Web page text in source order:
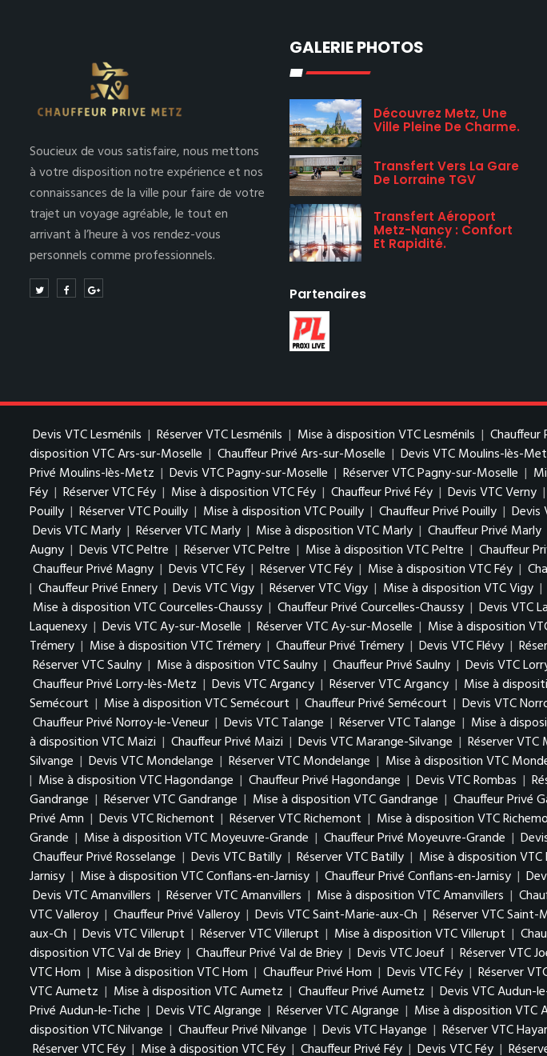
Soucieux de vous satisfaire, nous mettons
à votre disposition notre expérience et nos
connaissances de la ville pour faire de votre
trajet un voyage agréable, le tout en
arrivant à l’heure à vos rendez-vous
personnels comme professionnels.
GALERIE PHOTOS
Découvrez Metz, Une
Ville Pleine De Charme.
Transfert Vers La Gare
De Lorraine TGV
Transfert Aéroport
Metz-Nancy : Confort
Et Rapidité.
Partenaires
Devis VTC Lesménils | Réserver VTC Lesménils | Mise à disposition VTC Lesménils | Chauffeur
disposition VTC Ars-sur-Moselle | Chauffeur Privé Ars-sur-Moselle | Devis VTC Moulins-lès-
Privé Moulins-lès-Metz | Devis VTC Pagny-sur-Moselle | Réserver VTC Pagny-sur-Moselle |
Féy | Réserver VTC Féy | Mise à disposition VTC Féy | Chauffeur Privé Féy | Devis VTC Verny |
Pouilly | Réserver VTC Pouilly | Mise à disposition VTC Pouilly | Chauffeur Privé Pouilly | Devis
Devis VTC Marly | Réserver VTC Marly | Mise à disposition VTC Marly | Chauffeur Privé Marly
Augny | Devis VTC Peltre | Réserver VTC Peltre | Mise à disposition VTC Peltre | Chauffeur
Chauffeur Privé Magny | Devis VTC Féy | Réserver VTC Féy | Mise à disposition VTC Féy |
| Chauffeur Privé Ennery | Devis VTC Vigy | Réserver VTC Vigy | Mise à disposition VTC Vigy |
Mise à disposition VTC Courcelles-Chaussy | Chauffeur Privé Courcelles-Chaussy | Devis VTC
Laquenexy | Devis VTC Ay-sur-Moselle | Réserver VTC Ay-sur-Moselle | Mise à disposition
Trémery | Mise à disposition VTC Trémery | Chauffeur Privé Trémery | Devis VTC Flévy |
Réserver VTC Saulny | Mise à disposition VTC Saulny | Chauffeur Privé Saulny | Devis VTC
Chauffeur Privé Lorry-lès-Metz | Devis VTC Argancy | Réserver VTC Argancy | Mise à
Semécourt | Mise à disposition VTC Semécourt | Chauffeur Privé Semécourt | Devis VTC
Chauffeur Privé Norroy-le-Veneur | Devis VTC Talange | Réserver VTC Talange | Mise à
à disposition VTC Maizi | Chauffeur Privé Maizi | Devis VTC Marange-Silvange | Réserver VTC
Silvange | Devis VTC Mondelange | Réserver VTC Mondelange | Mise à disposition VTC
| Mise à disposition VTC Hagondange | Chauffeur Privé Hagondange | Devis VTC Rombas |
Gandrange | Réserver VTC Gandrange | Mise à disposition VTC Gandrange | Chauffeur Privé
Privé Amn | Devis VTC Richemont | Réserver VTC Richemont | Mise à disposition VTC
Grande | Mise à disposition VTC Moyeuvre-Grande | Chauffeur Privé Moyeuvre-Grande |
Chauffeur Privé Rosselange | Devis VTC Batilly | Réserver VTC Batilly | Mise à disposition
Jarnisy | Mise à disposition VTC Conflans-en-Jarnisy | Chauffeur Privé Conflans-en-Jarnisy |
Devis VTC Amanvillers | Réserver VTC Amanvillers | Mise à disposition VTC Amanvillers |
VTC Valleroy | Chauffeur Privé Valleroy | Devis VTC Saint-Marie-aux-Ch | Réserver VTC Saint-
aux-Ch | Devis VTC Villerupt | Réserver VTC Villerupt | Mise à disposition VTC Villerupt |
disposition VTC Val de Briey | Chauffeur Privé Val de Briey | Devis VTC Joeuf | Réserver VTC
VTC Hom | Mise à disposition VTC Hom | Chauffeur Privé Hom | Devis VTC Féy | Réserver
VTC Aumetz | Mise à disposition VTC Aumetz | Chauffeur Privé Aumetz | Devis VTC Audun-
Privé Audun-le-Tiche | Devis VTC Algrange | Réserver VTC Algrange | Mise à disposition VTC
disposition VTC Nilvange | Chauffeur Privé Nilvange | Devis VTC Hayange | Réserver VTC
Réserver VTC Féy | Mise à disposition VTC Féy | Chauffeur Privé Féy | Devis VTC Féy |